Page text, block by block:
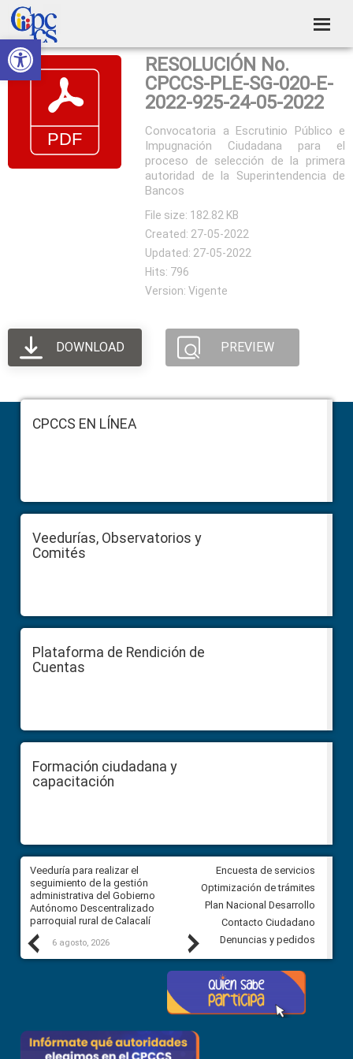
Abrir barra de herramientas
Skip
to
primary
navigation
Skip
to
main
content
Skip
to
primary
sidebar
Skip
to
footer
Consejo
de
Participación
Ciudadana
Construyendo
Poder
RESOLUCIÓN No.
CPCCS-PLE-SG-020-E-
2022-925-24-05-2022
Convocatoria a Escrutinio Público e
Impugnación Ciudadana para el
proceso de selección de la primera
autoridad de la Superintendencia de
Bancos
File size: 182.82 KB
Created: 27-05-2022
Updated: 27-05-2022
Hits: 796
Version: Vigente
DOWNLOAD PREVIEW
FooterCPCCS EN LÍNEA
Veedurías, Observatorios y
Comités
Plataforma de Rendición de
Cuentas
Formación ciudadana y
capacitación
Previous
Veeduría para realizar el
seguimiento de la gestión
administrativa del Gobierno
Autónomo Descentralizado
parroquial rural de Calacalí
6 agosto, 2026
Veeduría para vigilar los
derivados de la Audiencia
comunidad Urbina, parroquia
Carolina
5 agosto, 2026
Next
Encuesta de servicios
Optimización de trámites
Plan Nacional Desarrollo
Contacto Ciudadano
Denuncias y pedidos